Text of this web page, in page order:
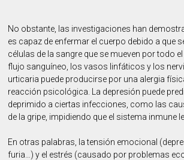
No obstante, las investigaciones han
es capaz de enfermar el cuerpo debido a que
células de la sangre que se mueven por todo
flujo sanguíneo, los vasos linfáticos y los
urticaria puede producirse por una alergia
reacción psicológica. La depresión puede
deprimido a ciertas infecciones, como las
de la gripe, impidiendo que el sistema inmune
En otras palabras, la tensión emocional
furia…) y el estrés (causado por problemas